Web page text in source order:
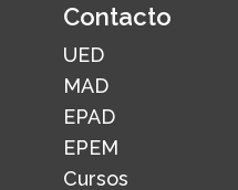
Contacto
UED
MAD
EPAD
EPEM
Cursos